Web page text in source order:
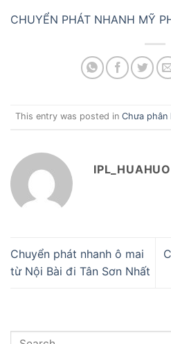
CHUYỂN PHÁT NHANH MỸ
This entry was posted in Chưa phân
Chuyển phát nhanh ô mai
từ Nội Bài đi Tân Sơn Nhất